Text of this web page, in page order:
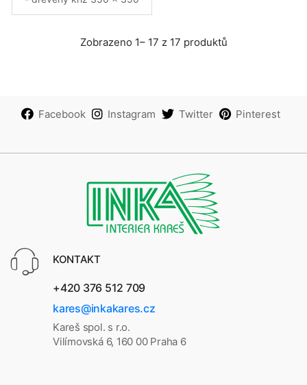
x 115 mm
Zobrazeno 1– 17 z 17 produktů
Facebook Instagram Twitter Pinterest
KONTAKT
+420 376 512 709
kares@inkakares.cz
Kareš spol. s r.o.
Vilímovská 6, 160 00 Praha 6